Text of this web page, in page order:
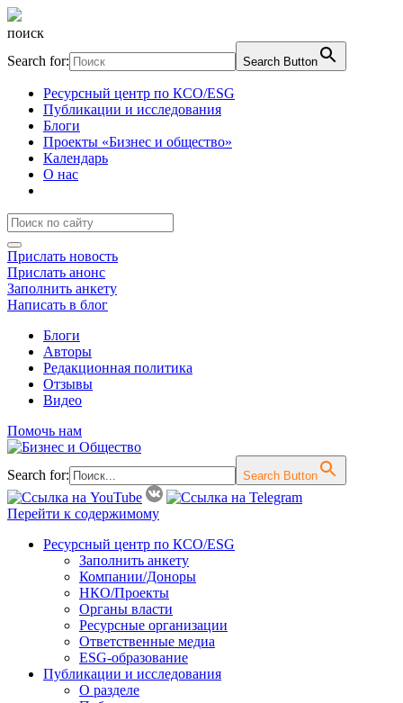
поиск
Search for:
Search Button
Ресурсный центр по КСО/ESG
Публикации и исследования
Блоги
Проекты «Бизнес и общество»
Календарь
О нас
Прислать новость
Прислать анонс
Заполнить анкету
Написать в блог
Блоги
Авторы
Редакционная политика
Отзывы
Видео
Помочь нам
Search for: Search Button
Перейти к содержимому
Ресурсный центр по КСО/ESG
Заполнить анкету
Компании/Доноры
НКО/Проекты
Органы власти
Ресурсные организации
Ответственные медиа
ESG-образование
Публикации и исследования
О разделе